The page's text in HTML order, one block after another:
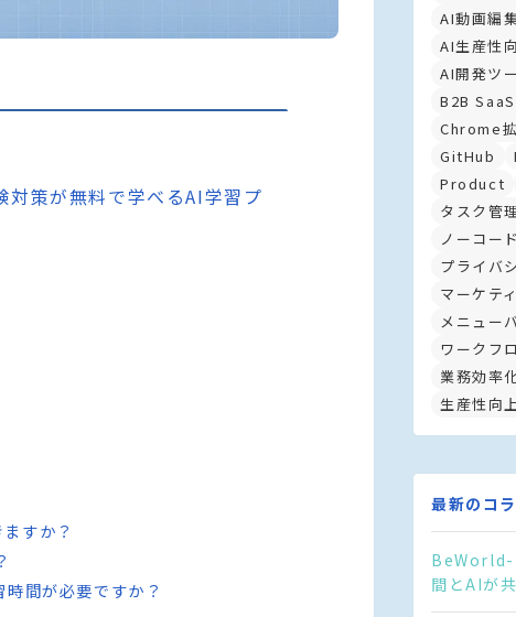
策が無料で学べるAI学習プ
すか？
間が必要ですか？
AI動画編
AI生産性
AI開発ツ
B2B SaaS
Chrome
GitHub
Product
タスク管
ノーコード
プライバ
マーケテ
メニュー
ワークフ
業務効率
生産性向
最新のコ
BeWorld-
間とAIが